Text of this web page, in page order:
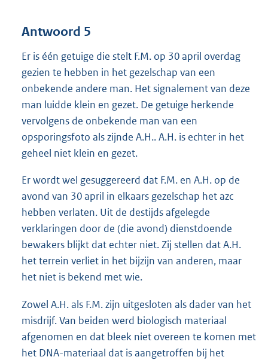
Antwoord 5
Er is één getuige die stelt F.M. op 30 april overdag
gezien te hebben in het gezelschap van een
onbekende andere man. Het signalement van deze
man luidde klein en gezet. De getuige herkende
vervolgens de onbekende man van een
opsporingsfoto als zijnde A.H.. A.H. is echter in het
geheel niet klein en gezet.
Er wordt wel gesuggereerd dat F.M. en A.H. op de
avond van 30 april in elkaars gezelschap het azc
hebben verlaten. Uit de destijds afgelegde
verklaringen door de (die avond) dienstdoende
bewakers blijkt dat echter niet. Zij stellen dat A.H.
het terrein verliet in het bijzijn van anderen, maar
het niet is bekend met wie.
Zowel A.H. als F.M. zijn uitgesloten als dader van het
misdrijf. Van beiden werd biologisch materiaal
afgenomen en dat bleek niet overeen te komen met
het DNA-materiaal dat is aangetroffen bij het